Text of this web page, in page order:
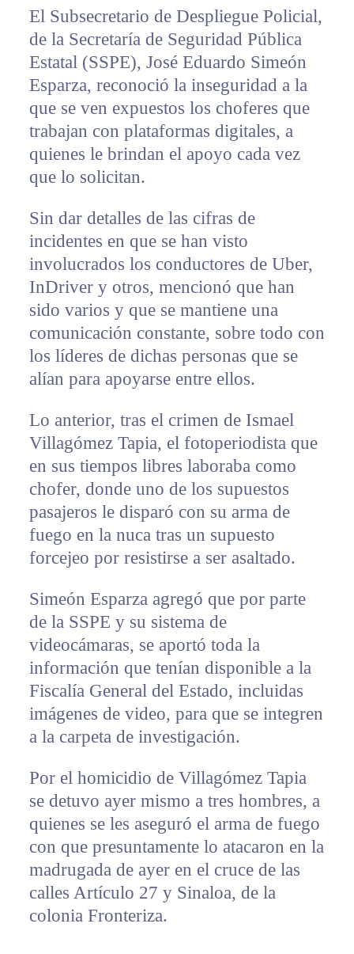
El Subsecretario de Despliegue Policial,
de la Secretaría de Seguridad Pública
Estatal (SSPE), José Eduardo Simeón
Esparza, reconoció la inseguridad a la
que se ven expuestos los choferes que
trabajan con plataformas digitales, a
quienes le brindan el apoyo cada vez
que lo solicitan.
Sin dar detalles de las cifras de
incidentes en que se han visto
involucrados los conductores de Uber,
InDriver y otros, mencionó que han
sido varios y que se mantiene una
comunicación constante, sobre todo con
los líderes de dichas personas que se
alían para apoyarse entre ellos.
Lo anterior, tras el crimen de Ismael
Villagómez Tapia, el fotoperiodista que
en sus tiempos libres laboraba como
chofer, donde uno de los supuestos
pasajeros le disparó con su arma de
fuego en la nuca tras un supuesto
forcejeo por resistirse a ser asaltado.
Simeón Esparza agregó que por parte
de la SSPE y su sistema de
videocámaras, se aportó toda la
información que tenían disponible a la
Fiscalía General del Estado, incluidas
imágenes de video, para que se integren
a la carpeta de investigación.
Por el homicidio de Villagómez Tapia
se detuvo ayer mismo a tres hombres, a
quienes se les aseguró el arma de fuego
con que presuntamente lo atacaron en la
madrugada de ayer en el cruce de las
calles Artículo 27 y Sinaloa, de la
colonia Fronteriza.